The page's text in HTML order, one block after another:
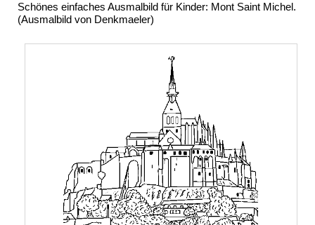
Schönes einfaches Ausmalbild für Kinder: Mont Saint Michel.
(Ausmalbild von Denkmaeler)